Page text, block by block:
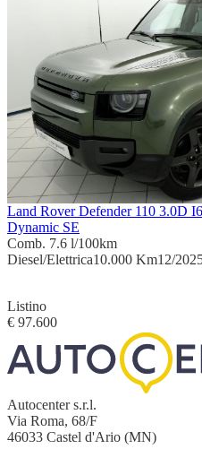
Land Rover Defender 110 3.0D
Dynamic SE
Comb. 7.6 l/100km
Diesel/Elettrica10.000 Km12/
Listino
€ 97.600
Autocenter s.r.l.
Via Roma, 68/F
46033 Castel d'Ario (MN)